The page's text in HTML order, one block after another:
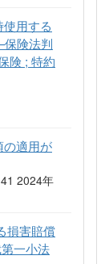
用する
険法判
険 ; 特約
の適用が
2024年
損害賠償
一小法